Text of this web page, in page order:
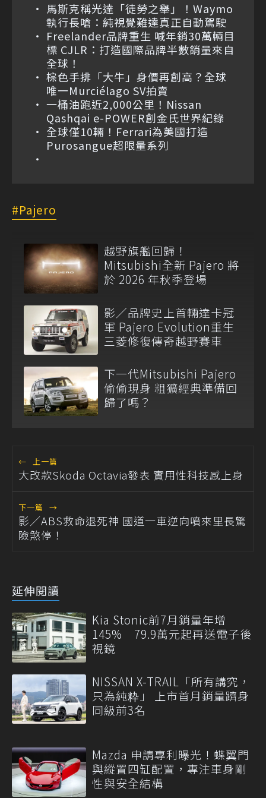
馬斯克稱光達「徒勞之舉」！Waymo
執行長嗆：純視覺難達真正自動駕駛
Freelander品牌重生 喊年銷30萬輛目
標 CJLR：打造國際品牌半數銷量來自
全球！
棕色手排「大牛」身價再創高？全球
唯一Murciélago SV拍賣
一桶油跑近2,000公里！Nissan
Qashqai e-POWER創金氏世界紀錄
全球僅10輛！Ferrari為美國打造
Purosangue超限量系列
Pajero
越野旗艦回歸！
Mitsubishi全新 Pajero 將
於 2026 年秋季登場
影／品牌史上首輛達卡冠
軍 Pajero Evolution重生
三菱修復傳奇越野賽車
下一代Mitsubishi Pajero
偷偷現身 粗獷經典準備回
歸了嗎？
← 上一篇
大改款Skoda Octavia發表 實用性科技感上身
下一篇 →
影／ABS救命退死神 國道一車逆向噴來里長驚
險煞停！
延伸閱讀
Kia Stonic前7月銷量年增
145% 79.9萬元起再送電子後
視鏡
NISSAN X-TRAIL「所有講究，
只為純粋」 上市首月銷量躋身
同級前3名
Mazda 申請專利曝光！蝶翼門
與縱置四缸配置，專注車身剛
性與安全結構